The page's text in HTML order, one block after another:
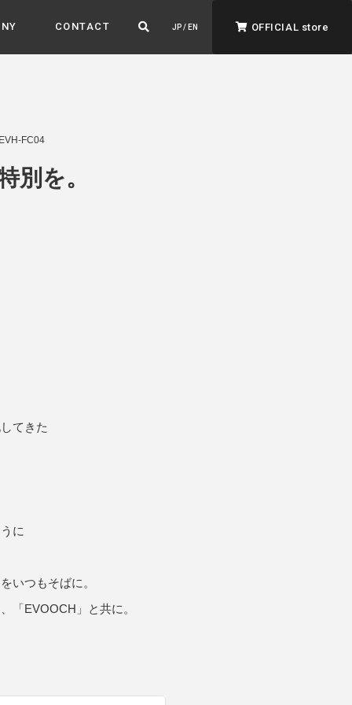
CONTACT JP / EN OFFICIAL store
FC04
別を。
てきた
に
いつもそばに。
「EVOOCH」と共に。